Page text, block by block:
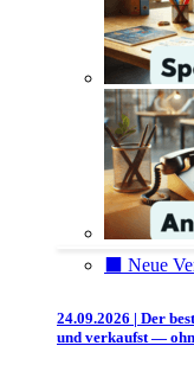
⬛️ Neue
24.09.2026 | Der
und verkaufst —